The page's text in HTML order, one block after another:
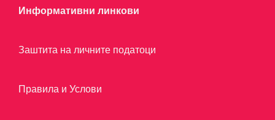
Информативни линкови
Заштита на личните податоци
Правила и Услови